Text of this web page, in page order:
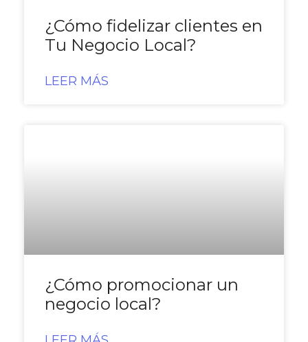
¿Cómo fidelizar clientes en
Tu Negocio Local?
LEER MÁS
¿Cómo promocionar un
negocio local?